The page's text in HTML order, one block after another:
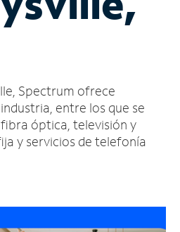
Spectrum ofrece
entre los que se
óptica, televisión y
y servicios de telefonía